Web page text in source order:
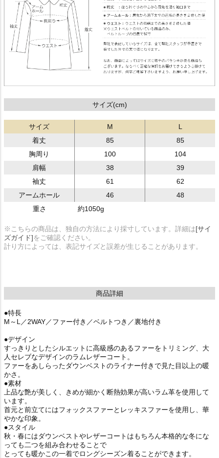
サイズ(cm)
サイズ M
L
着丈
85
85
胸周り
100
104
肩幅
38
39
袖丈
61
62
アームホール
46
48
重さ
約1050g
※こちらの商品は、独自の方法により採寸しています。詳細は[サイ
ズガイド]をご確認ください。
計り方によっては、表記サイズと誤差が生じることがあります。
商品詳細
●特長
M～L／2WAY／ファー付き／ベルトつき／裏地付き
●デザイン
すっきりとしたシルエットに高級感のあるファーをトリミング、大
人セレブなデザインのラムレザーコート。
ファーをあしらったダウンベストのライナー付きで見た目以上の暖
かさ。
●素材
上品な艶が美しく、きめが細かく断熱効果が高いラム革を使用して
います。
首元と前立てにはフォックスファーとレッキスファーを使用し、華
やかな印象。
●スタイル
秋・春にはダウンベストやレザーコートはもちろん本格的な冬にな
っても二つを組み合わせることで
とっても暖かこの一着でロングシーズン着ることができます。